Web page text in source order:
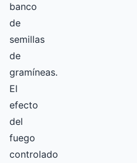
banco
de
semillas
de
gramíneas.
El
efecto
del
fuego
controlado